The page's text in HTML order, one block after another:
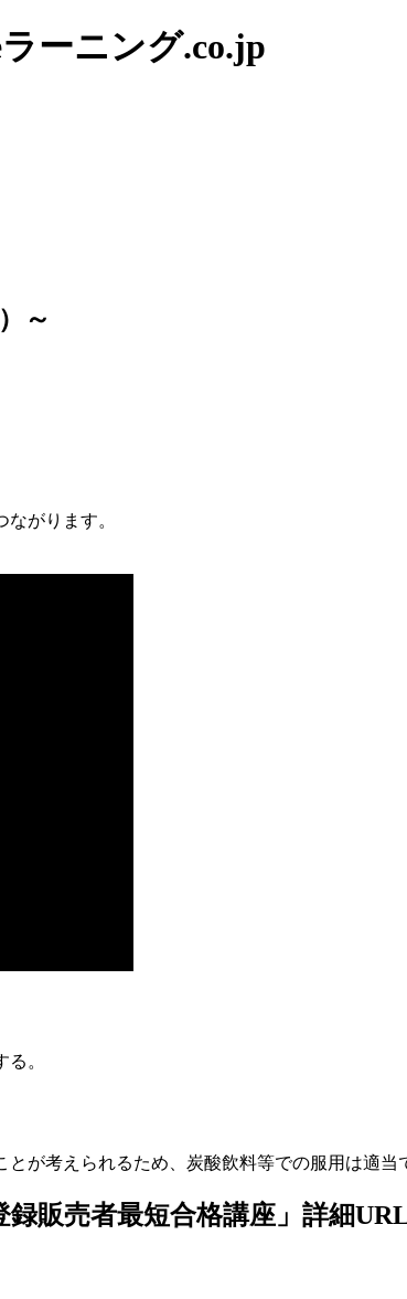
ーニング.co.jp
～
がります。
。
が考えられるため、炭酸飲料等での服用は適当
販売者最短合格講座」詳細URL